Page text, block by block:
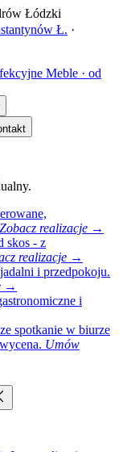
Łódzki
Ł. ·
Meble · od
Zobacz realizacje →
skos - z
realizacje →
i przedpokoju.
→
i
spotkanie w biurze
Umów